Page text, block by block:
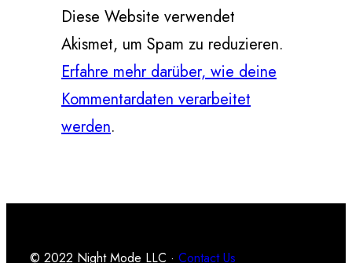
Diese Website verwendet
Akismet, um Spam zu reduzieren.
Erfahre mehr darüber, wie deine
Kommentardaten verarbeitet
werden.
© 2022 Night Mode LLC · Contact Us